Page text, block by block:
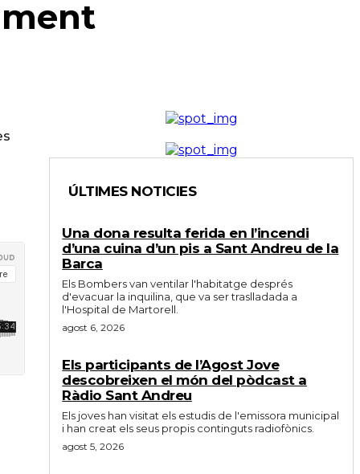
ÚLTIMES NOTICIES
Una dona resulta ferida en l’incendi
d’una cuina d’un pis a Sant Andreu de la
Barca
Els Bombers van ventilar l'habitatge després
d'evacuar la inquilina, que va ser traslladada a
l'Hospital de Martorell.
agost 6, 2026
Els participants de l’Agost Jove
descobreixen el món del pòdcast a
Ràdio Sant Andreu
Els joves han visitat els estudis de l'emissora municipal
i han creat els seus propis continguts radiofònics.
agost 5, 2026